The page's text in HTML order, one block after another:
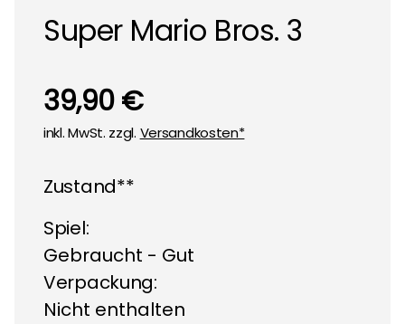
Super Mario Bros. 3
39,90 €
inkl. MwSt. zzgl. Versandkosten*
Zustand**
Spiel:
Gebraucht - Gut
Verpackung:
Nicht enthalten